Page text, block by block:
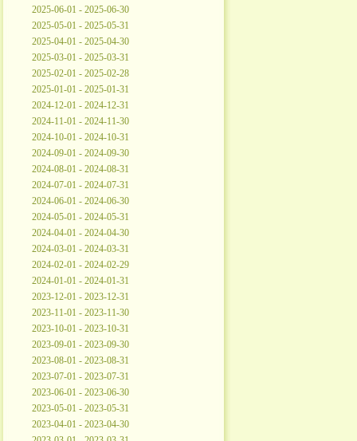
2025-06-01 - 2025-06-30
2025-05-01 - 2025-05-31
2025-04-01 - 2025-04-30
2025-03-01 - 2025-03-31
2025-02-01 - 2025-02-28
2025-01-01 - 2025-01-31
2024-12-01 - 2024-12-31
2024-11-01 - 2024-11-30
2024-10-01 - 2024-10-31
2024-09-01 - 2024-09-30
2024-08-01 - 2024-08-31
2024-07-01 - 2024-07-31
2024-06-01 - 2024-06-30
2024-05-01 - 2024-05-31
2024-04-01 - 2024-04-30
2024-03-01 - 2024-03-31
2024-02-01 - 2024-02-29
2024-01-01 - 2024-01-31
2023-12-01 - 2023-12-31
2023-11-01 - 2023-11-30
2023-10-01 - 2023-10-31
2023-09-01 - 2023-09-30
2023-08-01 - 2023-08-31
2023-07-01 - 2023-07-31
2023-06-01 - 2023-06-30
2023-05-01 - 2023-05-31
2023-04-01 - 2023-04-30